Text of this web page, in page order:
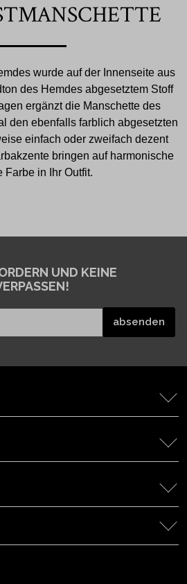
wurde auf der Innenseite aus
des Hemdes abgesetztem Stoff
ergänzt die Manschette des
den ebenfalls farblich abgesetzten
einfach oder zweifach dezent
bringen auf harmonische
Farbe in Ihr Outfit.
UND KEINE